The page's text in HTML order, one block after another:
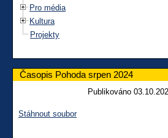
Pro média
Kultura
Projekty
Časopis Pohoda srpen 2024
Publikováno
Stáhnout soubor